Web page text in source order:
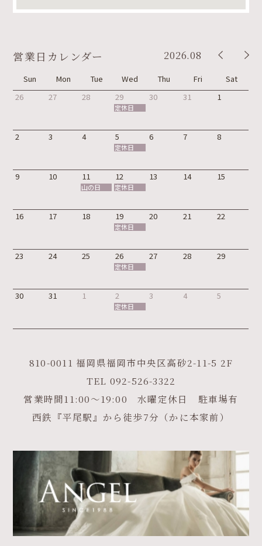
営業日カレンダー 2026.08
Sun Mon Tue Wed Thu Fri
Sat
26
27 28 29
定休日
30 31 1
2 3 4 5
定休日
6 7 8
9 10 11
山の日
12
定休日
13 14 15
16 17 18 19
定休日
20 21 22
23 24 25 26
定休日
27 28 29
30 31 1 2
定休日
3 4 5
810-0011 福岡県福岡市中央区高砂2-11-5 2F
TEL 092-526-3322
営業時間11:00～19:00 水曜定休日 駐車場有
西鉄『平尾駅』から徒歩7分（かに本家前）